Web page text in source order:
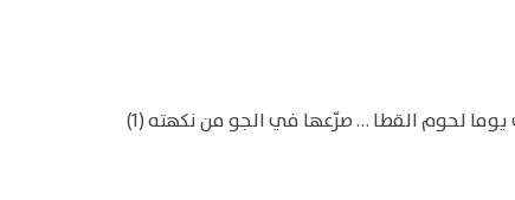
لحوم القطا … صرّعها في الجو من نكهته (1)